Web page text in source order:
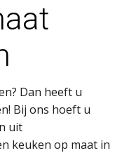
Dan heeft u
Bij ons hoeft u
uit
keuken op maat in